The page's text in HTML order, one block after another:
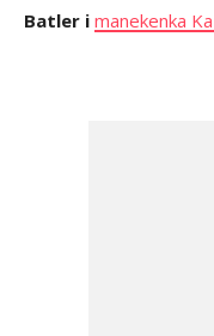
Batler i manekenka